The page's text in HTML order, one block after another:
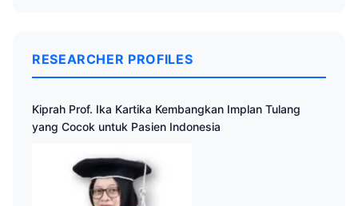
RESEARCHER PROFILES
Kiprah Prof. Ika Kartika Kembangkan Implan Tulang
yang Cocok untuk Pasien Indonesia